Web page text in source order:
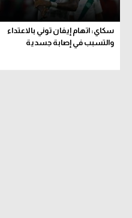
كويز في الجول
فيديو في الجول
سكاي: اتهام إيفان توني بالاعتداء
والتسبب في إصابة جسدية